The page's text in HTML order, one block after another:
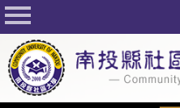
回首頁
關於社大
公佈欄